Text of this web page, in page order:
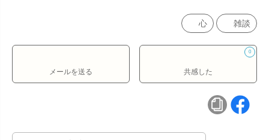
心 雑談
メールを送る
0
共感した